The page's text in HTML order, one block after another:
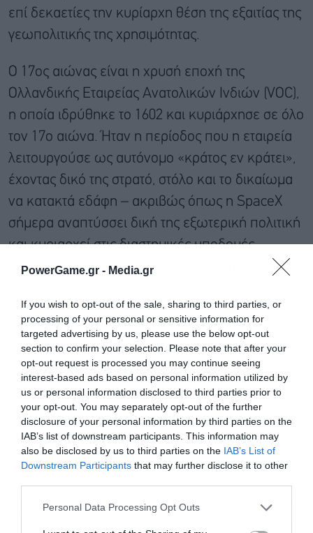
PowerGame.gr - Media.gr
If you wish to opt-out of the sale, sharing to third parties, or
processing of your personal or sensitive information for
targeted advertising by us, please use the below opt-out
section to confirm your selection. Please note that after your
opt-out request is processed you may continue seeing
interest-based ads based on personal information utilized by
us or personal information disclosed to third parties prior to
your opt-out. You may separately opt-out of the further
disclosure of your personal information by third parties on the
IAB’s list of downstream participants. This information may
also be disclosed by us to third parties on the IAB’s List of
Downstream Participants that may further disclose it to other
Personal Data Processing Opt Outs
επί δεκαετίες την κυρίαρχη θέση της εξαιτίας της
γεωπολιτικής της χρησιμότητας.
Ο 17ος αιώνας είναι η χρυσή εποχή της
Ολλανδικής Εταιρείας Ανατολικών Ινδιών (VOC),
η οποία ιδρύθηκε το 1602 και κυριάρχησε σε όλο
τον 17ο αιώνα. Ήταν η περίοδος που η εταιρεία
λειτουργούσε ως αυτόνομο «κράτος εν κράτει»,
έχοντας δικό της στρατό, στόλο και το δικαίωμα
να κατακτά εδάφη – ακριβώς όπως η SpaceX
σήμερα αναπτύσσει δική της εξωτερική πολιτική
και κυριαρχεί στις διαστημικές υποδομές
(Starlink, Starship) εκτός του απόλυτου ελέγχου
Για τη ιστορία η Ολλανδική Εταιρεία Ανατολικών
Ινδιών κατέρρευσε λόγω χρεών, διαφθοράς και
Εγγραφή στο
newsletter